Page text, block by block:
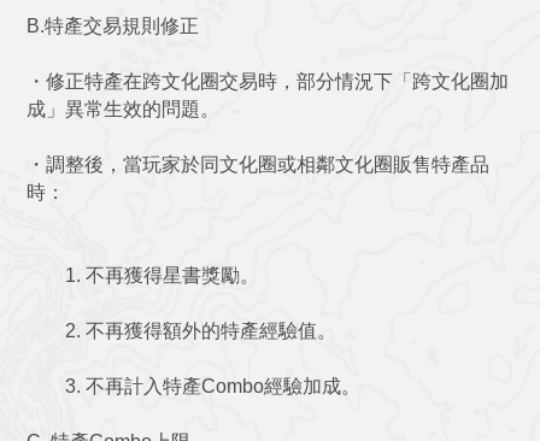
B.特產交易規則修正
・修正特產在跨文化圈交易時，部分情況下「跨文化圈加
成」異常生效的問題。
・調整後，當玩家於同文化圈或相鄰文化圈販售特產品
時：
1. 不再獲得星書獎勵。
2. 不再獲得額外的特產經驗值。
3. 不再計入特產Combo經驗加成。